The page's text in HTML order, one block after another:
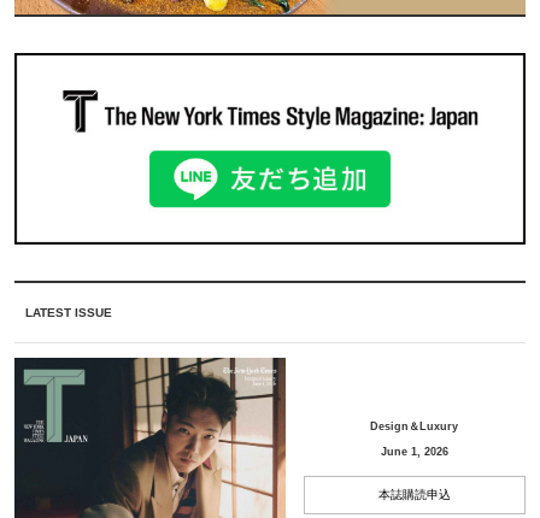
LATEST ISSUE
Design＆Luxury
June 1, 2026
本誌購読申込